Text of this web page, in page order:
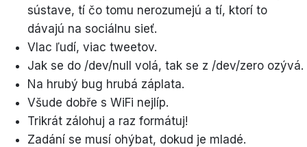
sústave, tí čo tomu nerozumejú a tí, ktorí to
dávajú na sociálnu sieť.
VIac ľudí, viac tweetov.
Jak se do /dev/null volá, tak se z /dev/zero ozývá.
Na hrubý bug hrubá záplata.
Všude dobře s WiFi nejlíp.
Trikrát zálohuj a raz formátuj!
Zadání se musí ohýbat, dokud je mladé.